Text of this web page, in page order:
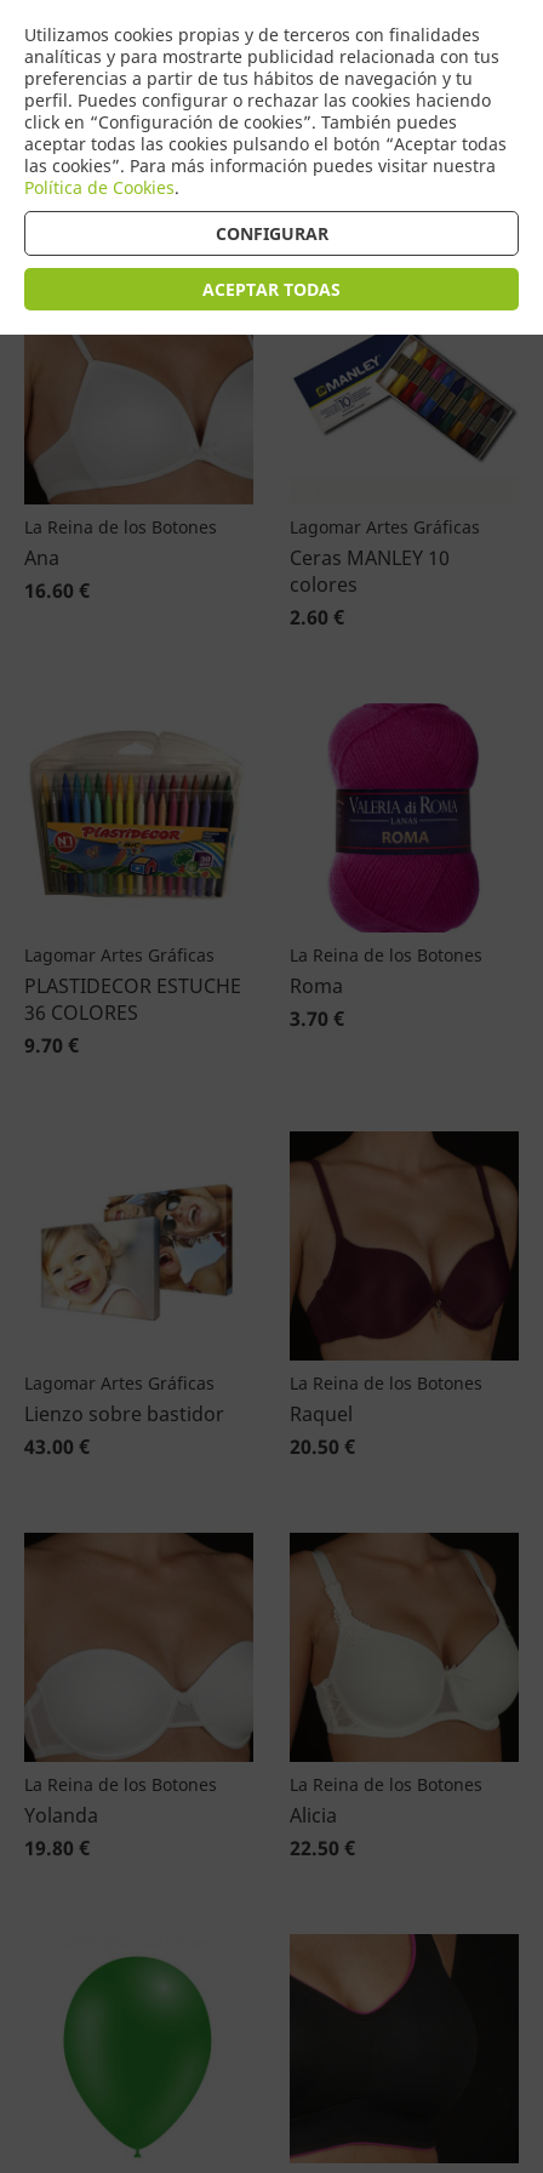
Utilizamos cookies propias y de terceros con finalidades
analíticas y para mostrarte publicidad relacionada con tus
preferencias a partir de tus hábitos de navegación y tu
perfil. Puedes configurar o rechazar las cookies haciendo
click en “Configuración de cookies”. También puedes
aceptar todas las cookies pulsando el botón “Aceptar todas
las cookies”. Para más información puedes visitar nuestra
Política de Cookies.
CONFIGURAR
ACEPTAR TODAS
0
COMERCIO
DE TORRIJOS
Productos (4600)
Ordenar por precio
La Reina de los Botones
Ana
16.60 €
Lagomar Artes Gráficas
Ceras MANLEY 10
colores
2.60 €
Lagomar Artes Gráficas
PLASTIDECOR ESTUCHE
36 COLORES
9.70 €
La Reina de los Botones
Roma
3.70 €
Lagomar Artes Gráficas
Lienzo sobre bastidor
43.00 €
La Reina de los Botones
Raquel
20.50 €
La Reina de los Botones
Yolanda
19.80 €
La Reina de los Botones
Alicia
22.50 €